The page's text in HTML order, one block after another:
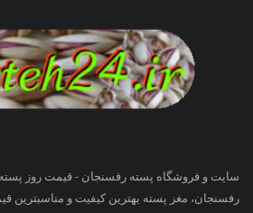
سایت و فروشگاه پسته رفسنجان - قیمت روز
رفسنجان، مغز پسته بهترین کیفیت و